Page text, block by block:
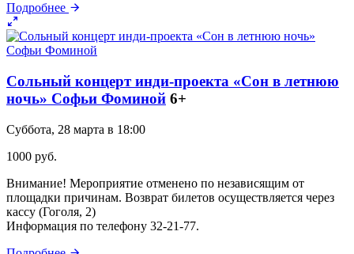
Подробнее
Сольный концерт инди-проекта «Сон в летнюю
ночь» Софьи Фоминой 6+
Суббота, 28 марта в 18:00
1000 руб.
Внимание! Мероприятие отменено по независящим от
площадки причинам. Возврат билетов осуществляется через
кассу (Гоголя, 2)
Информация по телефону 32-21-77.